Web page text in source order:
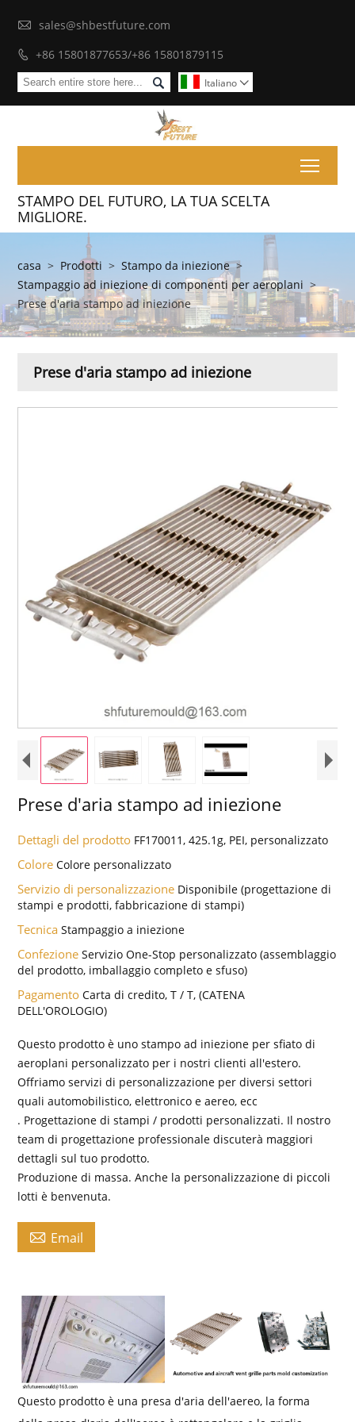
 sales@shbestfuture.com
 +86 15801877653/+86 15801879115
 Italiano 
STAMPO DEL FUTURO, LA TUA SCELTA
MIGLIORE.
casa > Prodotti > Stampo da iniezione >
Stampaggio ad iniezione di componenti per aeroplani >
Prese d'aria stampo ad iniezione
Prese d'aria stampo ad iniezione
Prese d'aria stampo ad iniezione
Dettagli del prodotto FF170011, 425.1g, PEI, personalizzato
ColoreColore personalizzato
Servizio di personalizzazione Disponibile (progettazione di
stampi e prodotti, fabbricazione di stampi)
TecnicaStampaggio a iniezione
ConfezioneServizio One-Stop personalizzato (assemblaggio
del prodotto, imballaggio completo e sfuso)
PagamentoCarta di credito, T / T, (CATENA
DELL'OROLOGIO)
Questo prodotto è uno stampo ad iniezione per sfiato di
aeroplani personalizzato per i nostri clienti all'estero.
Offriamo servizi di personalizzazione per diversi settori
quali automobilistico, elettronico e aereo, ecc
. Progettazione di stampi / prodotti personalizzati. Il nostro
team di progettazione professionale discuterà maggiori
dettagli sul tuo prodotto.
Produzione di massa. Anche la personalizzazione di piccoli
lotti è benvenuta.
 Email
Questo prodotto è una presa d'aria dell'aereo, la forma